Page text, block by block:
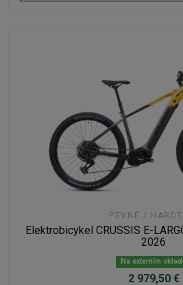
PEVNÉ /
Elektrobicykel CRUSSIS E-
2026
Na externím
2 979,50 €